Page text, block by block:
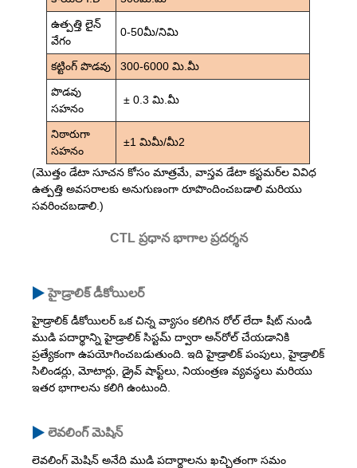
ఉత్పత్తి లైన్
వేగం
0-50మీ/నిమి
కట్టింగ్ పొడవు
300-6000 మి.మీ
పొడవు
సహనం
± 0.3 మి.మీ
నిఠారుగా
సహనం
±1 మిమీ/మీ2
(మొత్తం డేటా సూచన కోసం మాత్రమే, వాస్తవ డేటా కస్టమర్‌ల వివిధ
ఉత్పత్తి అవసరాలకు అనుగుణంగా రూపొందించబడాలి మరియు
సవరించబడాలి.)
CTL ప్రధాన భాగాల ప్రదర్శన
హైడ్రాలిక్ డీకోయిలర్
హైడ్రాలిక్ డీకోయిలర్ ఒక చిన్న వ్యాసం కలిగిన రోల్ లేదా షీట్ నుండి
ముడి పదార్థాన్ని హైడ్రాలిక్ సిస్టమ్ ద్వారా అన్‌రోల్ చేయడానికి
ప్రత్యేకంగా ఉపయోగించబడుతుంది. ఇది హైడ్రాలిక్ పంపులు, హైడ్రాలిక్
సిలిండర్లు, మోటార్లు, డ్రైవ్ షాఫ్ట్‌లు, నియంత్రణ వ్యవస్థలు మరియు
ఇతర భాగాలను కలిగి ఉంటుంది.
లెవలింగ్ మెషిన్
లెవలింగ్ మెషిన్ అనేది ముడి పదార్థాలను ఖచ్చితంగా సమం